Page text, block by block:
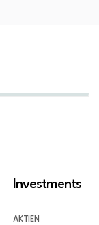
Investments
AKTIEN